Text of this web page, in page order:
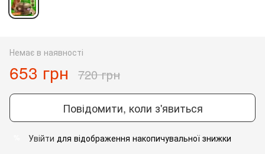
Немає в наявності
653 грн 720 грн
Повідомити, коли з'явиться
Увійти для відображення накопичувальної знижки